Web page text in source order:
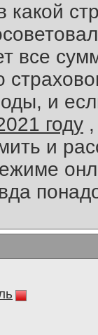
какой
все
и
году
и